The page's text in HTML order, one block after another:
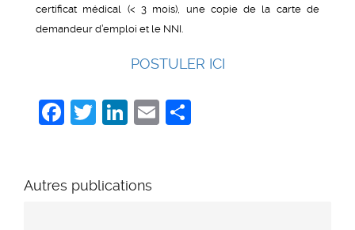
certificat médical (< 3 mois), une copie de la carte de
demandeur d’emploi et le NNI.
POSTULER ICI
Facebook
Twitter
LinkedIn
Email
Autres publications